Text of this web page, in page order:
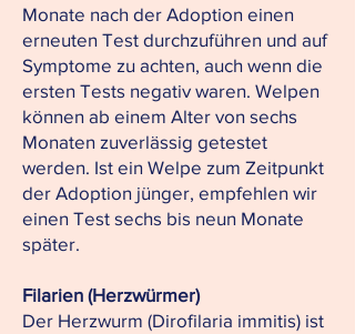
Monate nach der Adoption einen
erneuten Test durchzuführen und auf
Symptome zu achten, auch wenn die
ersten Tests negativ waren. Welpen
können ab einem Alter von sechs
Monaten zuverlässig getestet
werden. Ist ein Welpe zum Zeitpunkt
der Adoption jünger, empfehlen wir
einen Test sechs bis neun Monate
später.
Filarien (Herzwürmer)
Der Herzwurm (Dirofilaria immitis) ist